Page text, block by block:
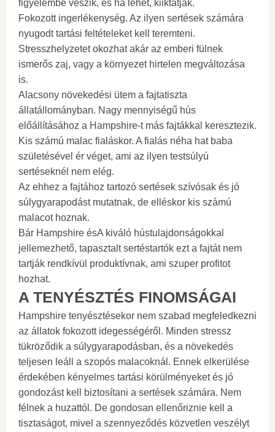
figyelembe veszik, és ha lehet, kiiktatják.
Fokozott ingerlékenység. Az ilyen sertések számára
nyugodt tartási feltételeket kell teremteni.
Stresszhelyzetet okozhat akár az emberi fülnek
ismerős zaj, vagy a környezet hirtelen megváltozása
is.
Alacsony növekedési ütem a fajtatiszta
állatállományban. Nagy mennyiségű hús
előállításához a Hampshire-t más fajtákkal keresztezik.
Kis számú malac fialáskor. A fialás néha hat baba
születésével ér véget, ami az ilyen testsúlyú
sertéseknél nem elég.
Az ehhez a fajtához tartozó sertések szívósak és jó
súlygyarapodást mutatnak, de elléskor kis számú
malacot hoznak.
Bár Hampshire ésA kiváló hústulajdonságokkal
jellemezhető, tapasztalt sertéstartók ezt a fajtát nem
tartják rendkívül produktívnak, ami szuper profitot
hozhat.
A TENYÉSZTÉS FINOMSÁGAI
Hampshire tenyésztésekor nem szabad megfeledkezni
az állatok fokozott idegességéről. Minden stressz
tükröződik a súlygyarapodásban, és a növekedés
teljesen leáll a szopós malacoknál. Ennek elkerülése
érdekében kényelmes tartási körülményeket és jó
gondozást kell biztosítani a sertések számára. Nem
félnek a huzattól. De gondosan ellenőriznie kell a
tisztaságot, mivel a szennyeződés közvetlen veszélyt